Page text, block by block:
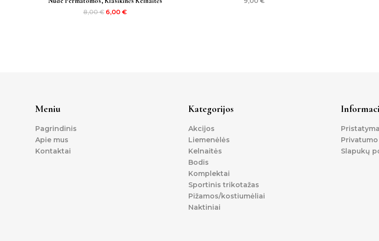
8,00€ 6,00 €
Meniu
Pagrindinis
Apie mus
Kontaktai
Kategorijos
Akcijos
Liemenėlės
Kelnaitės
Bodis
Komplektai
Sportinis trikotažas
Pižamos/kostiumėliai
Naktiniai
Slapukų